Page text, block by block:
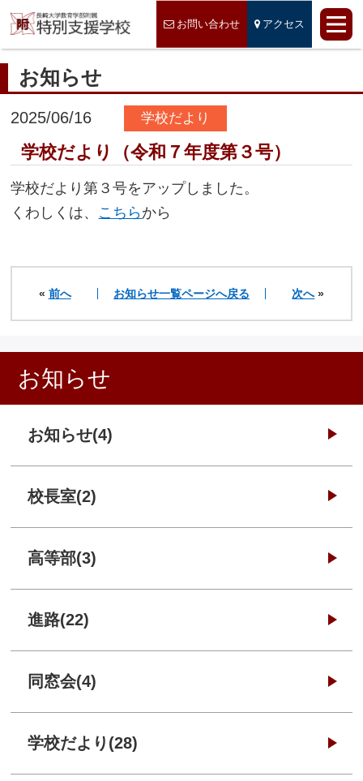
お問い合わせ アクセス
お知らせ
2025/06/16 学校だより
学校だより（令和７年度第３号）
学校だより第３号をアップしました。
くわしくは、 こちらから
« 前へ お知らせ一覧ページへ戻る 次へ»
お知らせ
お知らせ(4)
校長室(2)
高等部(3)
進路(22)
同窓会(4)
学校だより(28)